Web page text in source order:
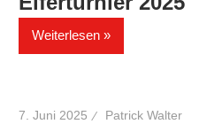
Weiterlesen
7. Juni 2025 Patrick Walter